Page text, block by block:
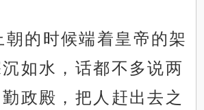
朝的时候端着皇帝的架
如水，话都不多说两
政殿，把人赶出去之